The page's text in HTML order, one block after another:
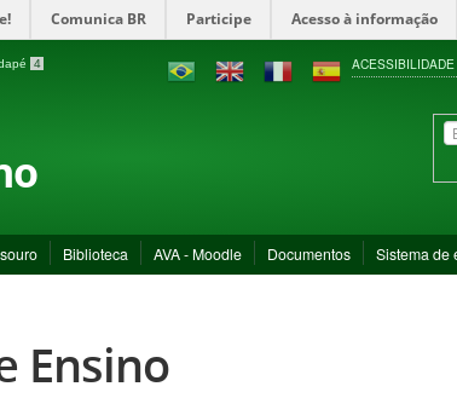
Comunica BR Participe Acesso à informação
4 ACESSIBILIDADE
Biblioteca AVA - Moodle Documentos Sistema de
Ensino